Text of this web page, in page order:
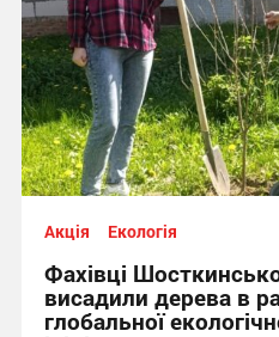
Акція Екологія
Фахівці
висадили дерева в
глобальної